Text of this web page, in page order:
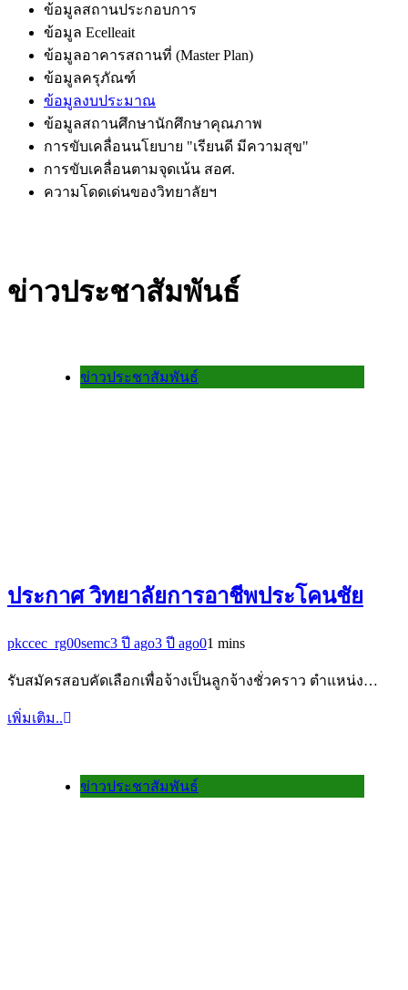
ข้อมูลสถานประกอบการ
ข้อมูล Ecelleait
ข้อมูลอาคารสถานที่ (Master Plan)
ข้อมูลครุภัณฑ์
ข้อมูลงบประมาณ
ข้อมูลสถานศึกษานักศึกษาคุณภาพ
การขับเคลื่อนนโยบาย "เรียนดี มีความสุข"
การขับเคลื่อนตามจุดเน้น สอศ.
ความโดดเด่นของวิทยาลัยฯ
ข่าวประชาสัมพันธ์
ข่าวประชาสัมพันธ์
ประกาศ วิทยาลัยการอาชีพประโคนชัย
pkccec_rg00semc3 ปี ago3 ปี ago01 mins
รับสมัครสอบคัดเลือกเพื่อจ้างเป็นลูกจ้างชั่วคราว ตำแหน่ง…
เพิ่มเติม..
ข่าวประชาสัมพันธ์